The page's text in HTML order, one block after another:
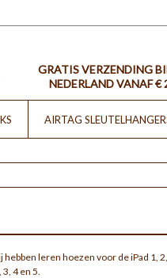
GRATIS VERZENDING
NEDERLAND VANAF €
AIRTAG
leren hoezen voor de iPad 1,
4 en 5.